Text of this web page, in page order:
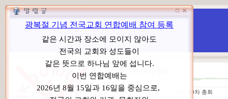
WCC 고발(반대)운동본부
특별 WCC 반대 대책 위원회
ㆍ분 류 1차-10차 총회